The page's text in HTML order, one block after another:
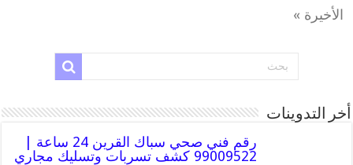
الأخيرة »
أخر التدوينات
رقم فني صحي سباك القرين 24 ساعة |
99009522 كشف تسربات وتسليك مجاري